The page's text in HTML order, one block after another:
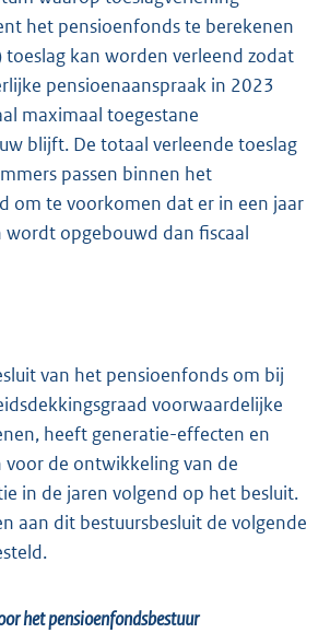
het pensioenfonds te berekenen
toeslag kan worden verleend zodat
pensioenaanspraak in 2023
maximaal toegestane
blijft. De totaal verleende toeslag
passen binnen het
om te voorkomen dat er in een jaar
wordt opgebouwd dan fiscaal
van het pensioenfonds om bij
voorwaardelijke
heeft generatie-effecten en
voor de ontwikkeling van de
in de jaren volgend op het besluit.
aan dit bestuursbesluit de volgende
het pensioenfondsbestuur